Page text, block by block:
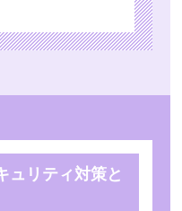
ュリティ対策と